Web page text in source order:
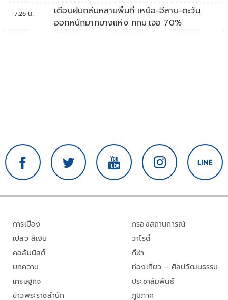
7:26 น.
เตือนฝนถล่มหลายพื้นที่ เหนือ-อีสาน-ตะวัน
ออกหนักมากบางแห่ง กทม.เจอ 70%
การเมือง
เปลว สีเงิน
คอลัมนิสต์
บทความ
เศรษฐกิจ
ข่าวพระราชสำนัก
กรองสถานการณ์
วาไรตี้
กีฬา
ท่องเที่ยว – ศิลปวัฒนธรรม
ประชาสัมพันธ์
ภูมิภาค